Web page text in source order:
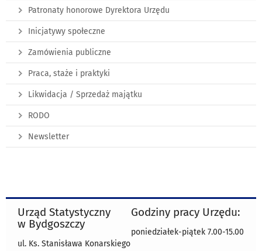
Patronaty honorowe Dyrektora Urzędu
Inicjatywy społeczne
Zamówienia publiczne
Praca, staże i praktyki
Likwidacja / Sprzedaż majątku
RODO
Newsletter
Urząd Statystyczny
w Bydgoszczy
ul. Ks. Stanisława Konarskiego
Godziny pracy Urzędu:
poniedziałek-piątek 7.00-15.00